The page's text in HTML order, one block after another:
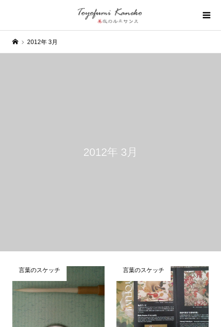
2012年 3月
2012年 3月
言葉のスケッチ 言葉のスケッチ